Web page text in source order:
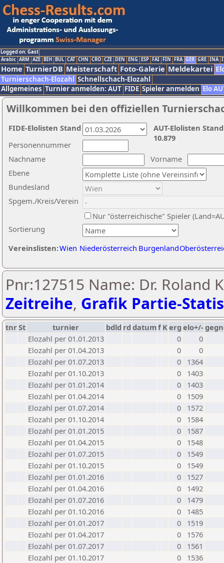
Logged on: Gast
Arabic ARM AZE BIH BUL CAT CHN CRO CZE DEN ENG ESP FAI FIN FRA GER GRE INA
Home TurnierDB Meisterschaft Foto-Galerie Meldekartei
Turnierschach-Elozahl Schnellschach-Elozahl
Allgemeines Turnier anmelden: AUT FIDE Spieler anmelden Elo
Willkommen bei den offiziellen
Nachname
Vorname
Ebene
Sortierung
Personennummer
Bundesland
Spgem./Kreis/Verein
Nur "österreichische" Spieler
Vereinslisten:Wien Niederösterreich Burgenland
AUT-Elolisten
10.879
FIDE-Elolisten Stand
Pnr:127515 Name: Dr. Roland
Zeitreihe, Grafik Partie-
tnrSt turnier bdld rd datumf Kerg elo+/-
Elozahl per 01.01.2013
0
0
Elozahl per 01.04.2013
0
0
Elozahl per 01.07.2013
0
1364
Elozahl per 01.10.2013
0
1403
Elozahl per 01.01.2014
0
1403
Elozahl per 01.04.2014
0
1509
Elozahl per 01.07.2014
0
1572
Elozahl per 01.10.2014
0
1584
Elozahl per 01.01.2015
0
1587
Elozahl per 01.04.2015
0
1548
Elozahl per 01.07.2015
0
1549
Elozahl per 01.10.2015
0
1549
Elozahl per 01.01.2016
0
1527
Elozahl per 01.04.2016
0
1492
Elozahl per 01.07.2016
0
1479
Elozahl per 01.10.2016
0
1485
Elozahl per 01.01.2017
0
1519
Elozahl per 01.04.2017
0
1576
Elozahl per 01.07.2017
0
1561
Elozahl per 01.10.2017
0
1536